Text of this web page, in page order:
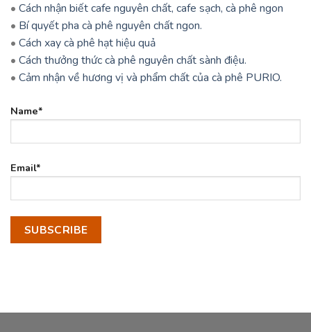
• Cách nhận biết cafe nguyên chất, cafe sạch, cà phê ngon
• Bí quyết pha cà phê nguyên chất ngon.
• Cách xay cà phê hạt hiệu quả
• Cách thưởng thức cà phê nguyên chất sành điệu.
• Cảm nhận về hương vị và phẩm chất của cà phê PURIO.
Name*
Email*